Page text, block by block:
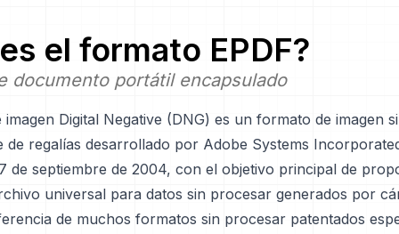
el formato EPDF?
documento portátil encapsulado
Digital Negative (DNG) es un formato de imagen
de regalías desarrollado por Adobe Systems
de septiembre de 2004, con el objetivo principal de
universal para datos sin procesar generados por
de muchos formatos sin procesar patentados